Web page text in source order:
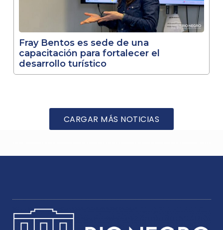
Fray Bentos es sede de una
capacitación para fortalecer el
desarrollo turístico
CARGAR MÁS NOTICIAS